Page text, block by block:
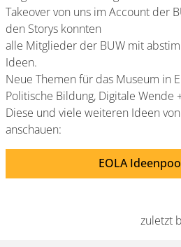
Takeover von uns im Account der
den Storys konnten
alle Mitglieder der BUW mit
Ideen.
Neue Themen für das Museum in
Politische Bildung, Digitale Wende
Diese und viele weiteren Ideen
anschauen:
EOLA
zuletzt